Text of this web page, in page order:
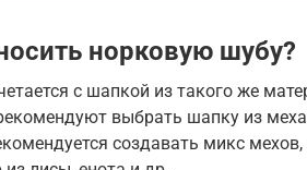
норковую шубу?
с шапкой из такого же
выбрать шапку из
создавать микс мехов,